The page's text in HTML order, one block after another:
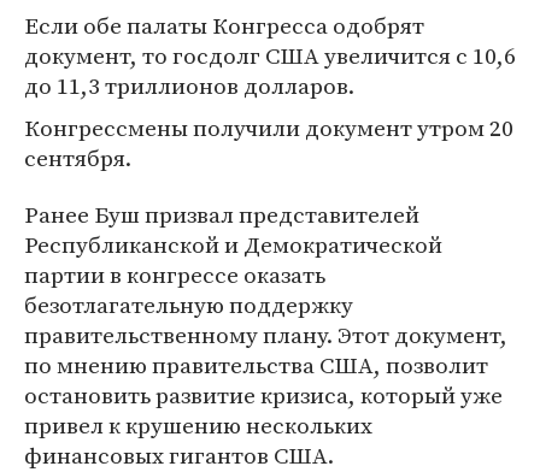
Если обе палаты Конгресса одобрят
документ, то госдолг США увеличится с 10,6
до 11,3 триллионов долларов.
Конгрессмены получили документ утром 20
сентября.
Ранее Буш призвал представителей
Республиканской и Демократической
партии в конгрессе оказать
безотлагательную поддержку
правительственному плану. Этот документ,
по мнению правительства США, позволит
остановить развитие кризиса, который уже
привел к крушению нескольких
финансовых гигантов США.